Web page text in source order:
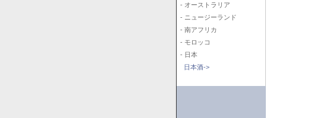
- オーストラリア
- ニュージーランド
- 南アフリカ
- モロッコ
- 日本
日本酒->